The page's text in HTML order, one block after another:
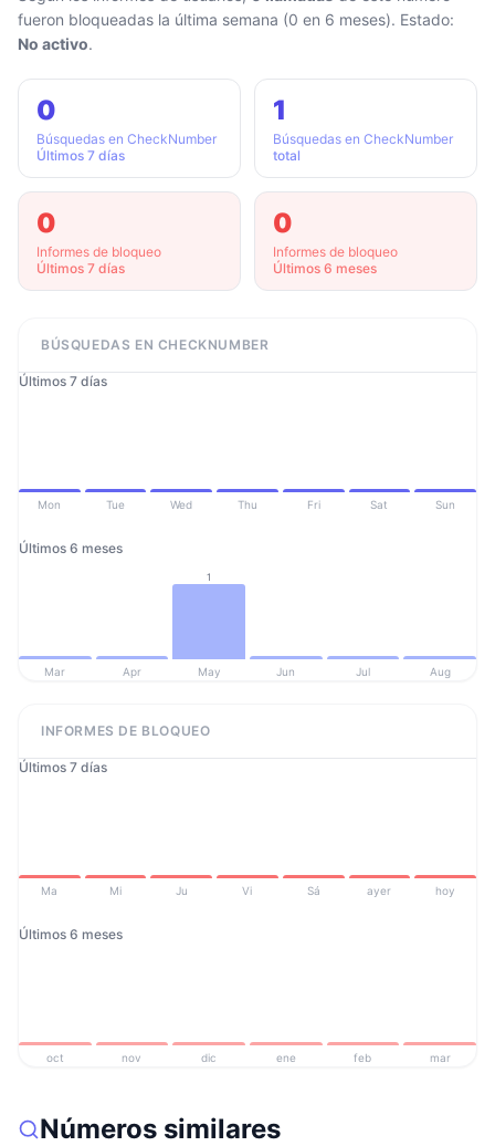
fueron bloqueadas la última semana (0 en 6 meses). Estado:
No activo.
0
Búsquedas en CheckNumber
Últimos 7 días
1
Búsquedas en CheckNumber
total
0
Informes de bloqueo
Últimos 7 días
0
Informes de bloqueo
Últimos 6 meses
BÚSQUEDAS EN CHECKNUMBER
Últimos 7 días
Mon Tue Wed Thu Fri Sat Sun
Últimos 6 meses
1
Mar Apr May Jun Jul Aug
INFORMES DE BLOQUEO
Últimos 7 días
Ma Mi Ju Vi Sá ayer hoy
Últimos 6 meses
oct nov dic ene feb mar
Números similares